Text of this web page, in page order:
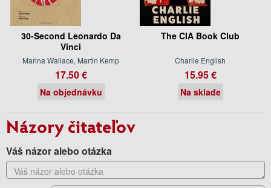
30-Second Leonardo Da
Vinci
Marina Wallace, Martin Kemp
17.50 €
Na objednávku
The CIA Book Club
Charlie English
15.95 €
Na sklade
Názory čitateľov
Váš názor alebo otázka